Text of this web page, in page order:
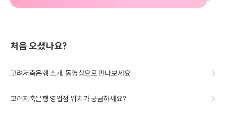
처음 오셨나요?
고려저축은행 소개, 동영상으로 만나보세요
고려저축은행 영업점 위치가 궁금하세요?